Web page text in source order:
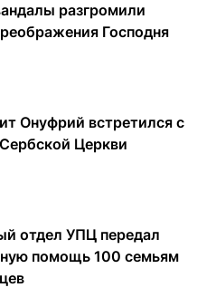
разгромили
Господня
Онуфрий встретился с
Церкви
отдел УПЦ передал
помощь 100 семьям